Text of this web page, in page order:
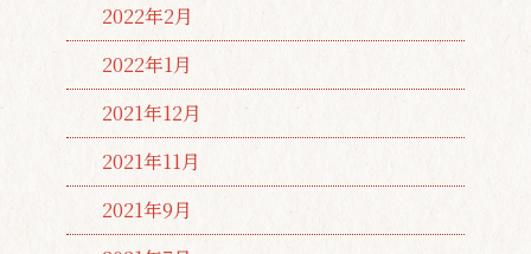
2022年2月
2022年1月
2021年12月
2021年11月
2021年9月